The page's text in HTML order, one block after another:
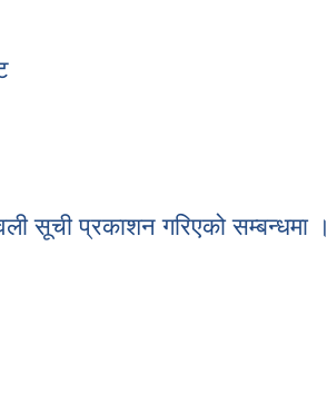
सूची प्रकाशन गरिएको सम्बन्धमा ।